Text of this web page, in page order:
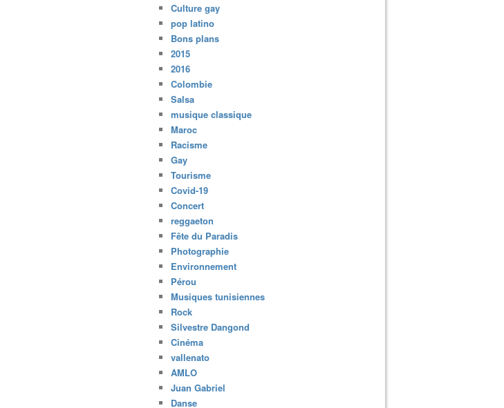
Culture gay
pop latino
Bons plans
2015
2016
Colombie
Salsa
musique classique
Maroc
Racisme
Gay
Tourisme
Covid-19
Concert
reggaeton
Fête du Paradis
Photographie
Environnement
Pérou
Musiques tunisiennes
Rock
Silvestre Dangond
Cinéma
vallenato
AMLO
Juan Gabriel
Danse